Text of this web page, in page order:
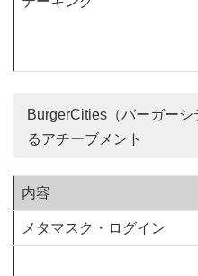
BurgerCities（バーガー
るアチーブメント
内容
メタマスク・ログイン